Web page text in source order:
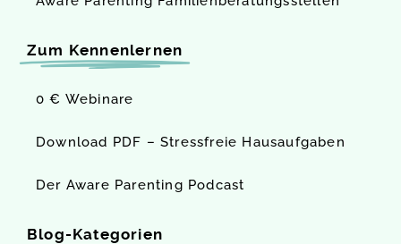
Zum Kennenlernen
0 € Webinare
Download PDF – Stressfreie Hausaufgaben
Der Aware Parenting Podcast
Blog-Kategorien